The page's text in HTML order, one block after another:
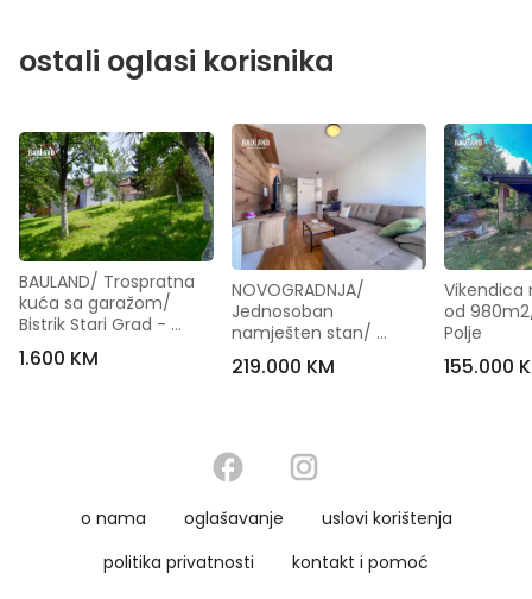
ostali oglasi korisnika
BAULAND/ Trospratna
kuća sa garažom/
Bistrik Stari Grad -
[Iznajmljivanje]
1.600 KM
NOVOGRADNJA/
Jednosoban
namješten stan/
Otoka
219.000 KM
Vikendica
od
Polje
155.000
o nama oglašavanje
uslovi korištenja
politika privatnosti
kontakt i pomoć